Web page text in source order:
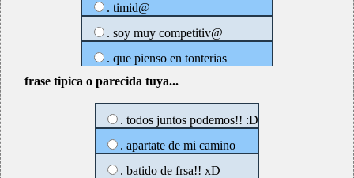
. timid@
. soy muy competitiv@
. que pienso en tonterias
frase tipica o parecida tuya...
. todos juntos podemos!! :D
. apartate de mi camino
. batido de frsa!! xD